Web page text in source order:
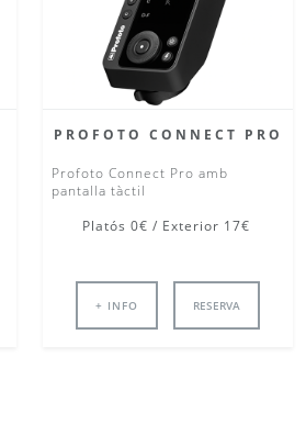
PROFOTO CONNECT PRO
Profoto Connect Pro amb
pantalla tàctil
Platós 0€ / Exterior 17€
+ INFO RESERVA